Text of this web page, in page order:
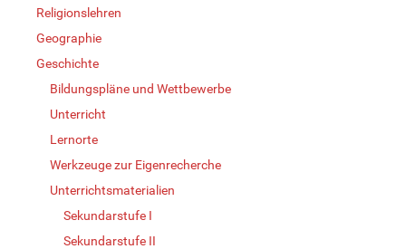
Religionslehren
Geographie
Geschichte
Bildungspläne und Wettbewerbe
Unterricht
Lernorte
Werkzeuge zur Eigenrecherche
Unterrichtsmaterialien
Sekundarstufe I
Sekundarstufe II